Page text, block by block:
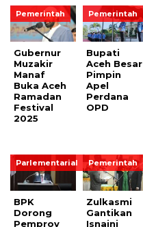
Pemerintah
Gubernur
Muzakir
Manaf
Buka Aceh
Ramadan
Festival
2025
Pemerintah
Bupati
Aceh Besar
Pimpin
Apel
Perdana
OPD
Parlementarial
BPK
Dorong
Pemprov
Pemerintah
Zulkasmi
Gantikan
Isnaini